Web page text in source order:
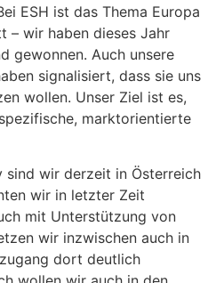
ESH ist das Thema Europa
– wir haben dieses Jahr
gewonnen. Auch unsere
signalisiert, dass sie uns
wollen. Unser Ziel ist es,
marktorientierte
sind wir derzeit in Österreich
wir in letzter Zeit
mit Unterstützung von
wir inzwischen auch in
dort deutlich